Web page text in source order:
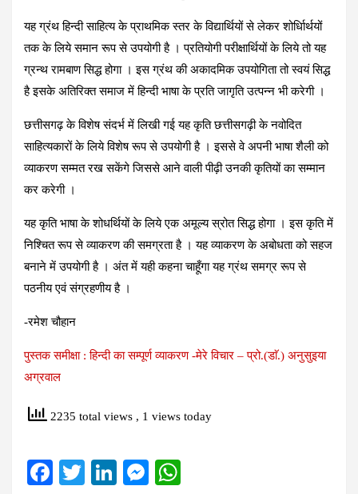
यह ग्रंथ हिन्दी साहित्य के प्राथमिक स्तर के विद्यार्थियों से लेकर शोर्धािर्थयों
तक के लिये समान रूप से उपयोगी है । प्रतियोगी परीक्षार्थियों के लिये तो यह
ग्रन्थ रामबाण सिद्ध होगा । इस ग्रंथ की अकादमिक उपयोगिता तो स्वयं सिद्ध
है इसके अतिरिक्त समाज में हिन्दी भाषा के प्रति जागृति उत्पन्न भी करेगी ।
छत्तीसगढ़ के विशेष संदर्भ में लिखी गई यह कृति छत्तीसगढ़ी के नवोदित
साहित्यकारों के लिये विशेष रूप से उपयोगी है । इससे वे अपनी भाषा शैली को
व्याकरण सम्मत रख सकेंगे जिससे आने वाली पीढ़ी उनकी कृतियों का सम्मान
कर करेगी ।
यह कृति भाषा के शोधर्थियों के लिये एक अमूल्य स्रोत सिद्ध होगा । इस कृति में
निश्चित रूप से व्याकरण की समग्रता है । यह व्याकरण के अबोधता को सहज
बनाने में उपयोगी है । अंत में यही कहना चाहूँगा यह ग्रंथ समग्र रूप से
पठनीय एवं संग्रहणीय है ।
-रमेश चौहान
पुस्‍तक समीक्षा : हिन्‍दी का सम्‍पूर्ण व्‍याकरण -मेरे विचार – प्रो.(डाॅ.) अनुसुइया
अग्रवाल
2235 total views , 1 views today
F
T
Li
M